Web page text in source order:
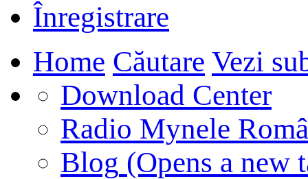
Înregistrare
Home Căutare Vezi
Download Center
Radio Mynele
Blog (Opens a new